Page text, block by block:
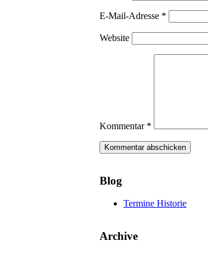
E-Mail-Adresse *
Website
Kommentar *
Blog
Termine Historie
Archive